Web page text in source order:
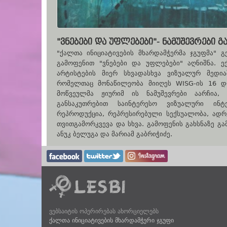
"ᲕᲜᲔᲑᲔᲑᲘ ᲓᲐ ᲣᲤᲚᲔᲑᲔᲑᲘ"- ᲜᲐᲛᲣᲨᲔᲕᲠᲔᲑᲘ
"ქალთა ინიციატივების მხარდამჭერმა
გამოფენით "ვნებები და უფლებები" აღნიშნა.
არტისტების მიერ სხვადასხვა ვიზუალურ
რომელთაც მონაწილეობა მიიღეს WISG-ის 16
მოწვეულმა ჟიურიმ ის ნამუშევრები
განსაკუთრებით საინტერესო ვიზუალური
რეპროდუქცია, რეპრესირებული სექსუალობა,
თვითგამორკვევა და სხვა. გამოფენის გახსნაზე
ანუკ ბელუგა და მარიამ გაბრიჭიძე.
ვებსაიტის ოპერირებას ახორციელებს
ქალთა ინიციატივების მხარდამჭერი ჯგუფი